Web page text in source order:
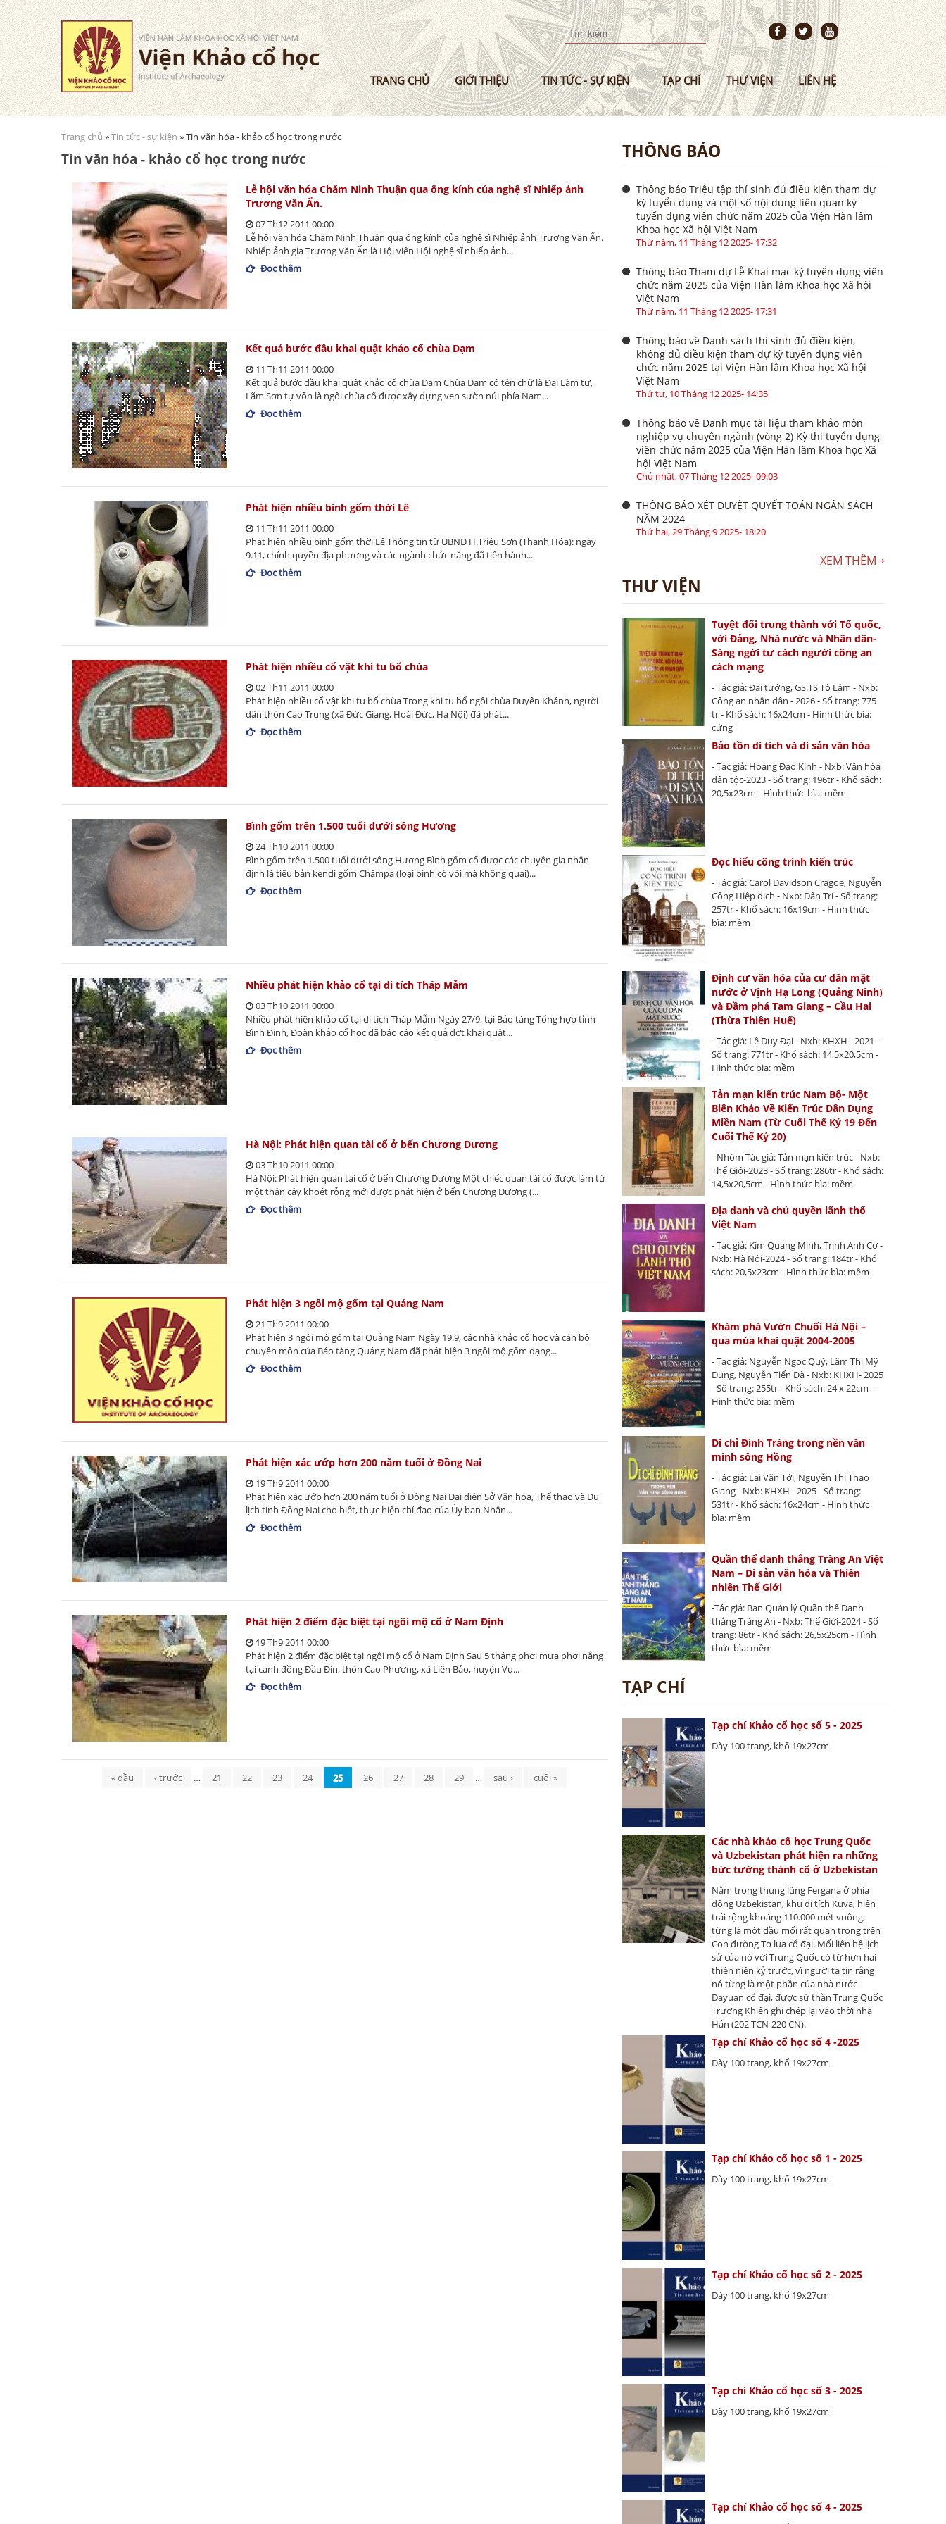
Nhảy
đến
nội
dung
TRANG CHỦ GIỚI THIỆU TIN TỨC - SỰ KIỆN TẠP CHÍ THƯ VIỆN LIÊN HỆ
Bạn đang ở đây
Trang chủ »Tin tức - sự kiện » Tin văn hóa - khảo cổ học trong nước
Tin văn hóa - khảo cổ học trong nước
Lễ hội văn hóa Chăm Ninh Thuận qua ống kính của nghệ sĩ Nhiếp ảnh
Trương Văn Ẩn.
07 Th12 2011 00:00
Lễ hội văn hóa Chăm Ninh Thuận qua ống kính của nghệ sĩ Nhiếp ảnh Trương Văn Ẩn.
Nhiếp ảnh gia Trương Văn Ẩn là Hội viên Hội nghệ sĩ nhiếp ảnh...
Đọc thêm
Kết quả bước đầu khai quật khảo cổ chùa Dạm
11 Th11 2011 00:00
Kết quả bước đầu khai quật khảo cổ chùa Dạm Chùa Dạm có tên chữ là Đại Lãm tự,
Lãm Sơn tự vốn là ngôi chùa cổ được xây dựng ven sườn núi phía Nam...
Đọc thêm
Phát hiện nhiều bình gốm thời Lê
11 Th11 2011 00:00
Phát hiện nhiều bình gốm thời Lê Thông tin từ UBND H.Triệu Sơn (Thanh Hóa): ngày
9.11, chính quyền địa phương và các ngành chức năng đã tiến hành...
Đọc thêm
Phát hiện nhiều cổ vật khi tu bổ chùa
02 Th11 2011 00:00
Phát hiện nhiều cổ vật khi tu bổ chùa Trong khi tu bổ ngôi chùa Duyên Khánh, người
dân thôn Cao Trung (xã Đức Giang, Hoài Đức, Hà Nội) đã phát...
Đọc thêm
Bình gốm trên 1.500 tuổi dưới sông Hương
24 Th10 2011 00:00
Bình gốm trên 1.500 tuổi dưới sông Hương Bình gốm cổ được các chuyên gia nhận
định là tiêu bản kendi gốm Chămpa (loại bình có vòi mà không quai)...
Đọc thêm
Nhiều phát hiện khảo cổ tại di tích Tháp Mẫm
03 Th10 2011 00:00
Nhiều phát hiện khảo cổ tại di tích Tháp Mẫm Ngày 27/9, tại Bảo tàng Tổng hợp tỉnh
Bình Định, Đoàn khảo cổ học đã báo cáo kết quả đợt khai quật...
Đọc thêm
Hà Nội: Phát hiện quan tài cổ ở bến Chương Dương
03 Th10 2011 00:00
Hà Nội: Phát hiện quan tài cổ ở bến Chương Dương Một chiếc quan tài cổ được làm từ
một thân cây khoét rỗng mới được phát hiện ở bến Chương Dương (...
Đọc thêm
Phát hiện 3 ngôi mộ gốm tại Quảng Nam
21 Th9 2011 00:00
Phát hiện 3 ngôi mộ gốm tại Quảng Nam Ngày 19.9, các nhà khảo cổ học và cán bộ
chuyên môn của Bảo tàng Quảng Nam đã phát hiện 3 ngôi mộ gốm dạng...
Đọc thêm
Phát hiện xác ướp hơn 200 năm tuổi ở Đồng Nai
19 Th9 2011 00:00
Phát hiện xác ướp hơn 200 năm tuổi ở Đồng Nai Đại diện Sở Văn hóa, Thể thao và Du
lịch tỉnh Đồng Nai cho biết, thực hiện chỉ đạo của Ủy ban Nhân...
Đọc thêm
Phát hiện 2 điểm đặc biệt tại ngôi mộ cổ ở Nam Định
19 Th9 2011 00:00
Phát hiện 2 điểm đặc biệt tại ngôi mộ cổ ở Nam Định Sau 5 tháng phơi mưa phơi nắng
tại cánh đồng Đầu Đín, thôn Cao Phương, xã Liên Bảo, huyện Vụ...
Đọc thêm
« đầu ‹ trước … 21 22 23 24 25 26 27 28 29 … sau › cuối »
THÔNG BÁO
Thông báo Triệu tập thí sinh đủ điều kiện tham dự
kỳ tuyển dụng và một số nội dung liên quan kỳ
tuyển dụng viên chức năm 2025 của Viện Hàn lâm
Khoa học Xã hội Việt Nam
Thứ năm, 11 Tháng 12 2025- 17:32
Thông báo Tham dự Lễ Khai mạc kỳ tuyển dụng viên
chức năm 2025 của Viện Hàn lâm Khoa học Xã hội
Việt Nam
Thứ năm, 11 Tháng 12 2025- 17:31
Thông báo về Danh sách thí sinh đủ điều kiện,
không đủ điều kiện tham dự kỳ tuyển dụng viên
chức năm 2025 tại Viện Hàn lâm Khoa học Xã hội
Việt Nam
Thứ tư, 10 Tháng 12 2025- 14:35
Thông báo về Danh mục tài liệu tham khảo môn
nghiệp vụ chuyên ngành (vòng 2) Kỳ thi tuyển dụng
viên chức năm 2025 của Viện Hàn lâm Khoa học Xã
hội Việt Nam
Chủ nhật, 07 Tháng 12 2025- 09:03
THÔNG BÁO XÉT DUYỆT QUYẾT TOÁN NGÂN SÁCH
NĂM 2024
Thứ hai, 29 Tháng 9 2025- 18:20
XEM THÊM
THƯ VIỆN
Tuyệt đối trung thành với Tổ quốc,
với Đảng, Nhà nước và Nhân dân-
Sáng ngời tư cách người công an
cách mạng
- Tác giả: Đại tướng, GS.TS Tô Lâm - Nxb:
Công an nhân dân - 2026 - Số trang: 775
tr - Khổ sách: 16x24cm - Hình thức bìa:
cứng
Bảo tồn di tích và di sản văn hóa
- Tác giả: Hoàng Đạo Kính - Nxb: Văn hóa
dân tộc-2023 - Số trang: 196tr - Khổ sách:
20,5x23cm - Hình thức bìa: mềm
Đọc hiểu công trình kiến trúc
- Tác giả: Carol Davidson Cragoe, Nguyễn
Công Hiệp dịch - Nxb: Dân Trí - Số trang:
257tr - Khổ sách: 16x19cm - Hình thức
bìa: mềm
Định cư văn hóa của cư dân mặt
nước ở Vịnh Hạ Long (Quảng Ninh)
và Đầm phá Tam Giang – Cầu Hai
(Thừa Thiên Huế)
- Tác giả: Lê Duy Đại - Nxb: KHXH - 2021 -
Số trang: 771tr - Khổ sách: 14,5x20,5cm -
Hình thức bìa: mềm
Tản mạn kiến trúc Nam Bộ- Một
Biên Khảo Về Kiến Trúc Dân Dụng
Miền Nam (Từ Cuối Thế Kỷ 19 Đến
Cuối Thế Kỷ 20)
- Nhóm Tác giả: Tản mạn kiến trúc - Nxb:
Thế Giới-2023 - Số trang: 286tr - Khổ sách:
14,5x20,5cm - Hình thức bìa: mềm
Địa danh và chủ quyền lãnh thổ
Việt Nam
- Tác giả: Kim Quang Minh, Trịnh Anh Cơ -
Nxb: Hà Nội-2024 - Số trang: 184tr - Khổ
sách: 20,5x23cm - Hình thức bìa: mềm
Khám phá Vườn Chuối Hà Nội –
qua mùa khai quật 2004-2005
- Tác giả: Nguyễn Ngọc Quý, Lâm Thị Mỹ
Dung, Nguyễn Tiến Đà - Nxb: KHXH- 2025
- Số trang: 255tr - Khổ sách: 24 x 22cm -
Hình thức bìa: mềm
Di chỉ Đình Tràng trong nền văn
minh sông Hồng
- Tác giả: Lại Văn Tới, Nguyễn Thị Thao
Giang - Nxb: KHXH - 2025 - Số trang:
531tr - Khổ sách: 16x24cm - Hình thức
bìa: mềm
Quần thể danh thắng Tràng An Việt
Nam – Di sản văn hóa và Thiên
nhiên Thế Giới
-Tác giả: Ban Quản lý Quần thể Danh
thắng Tràng An - Nxb: Thế Giới-2024 - Số
trang: 86tr - Khổ sách: 26,5x25cm - Hình
thức bìa: mềm
TẠP CHÍ
Tạp chí Khảo cổ học số 5 - 2025
Dày 100 trang, khổ 19x27cm
Các nhà khảo cổ học Trung Quốc
và Uzbekistan phát hiện ra những
bức tường thành cổ ở Uzbekistan
Nằm trong thung lũng Fergana ở phía
đông Uzbekistan, khu di tích Kuva, hiện
trải rộng khoảng 110.000 mét vuông,
từng là một đầu mối rất quan trọng trên
Con đường Tơ lụa cổ đại. Mối liên hệ lịch
sử của nó với Trung Quốc có từ hơn hai
thiên niên kỷ trước, vì người ta tin rằng
nó từng là một phần của nhà nước
Dayuan cổ đại, được sứ thần Trung Quốc
Trương Khiên ghi chép lại vào thời nhà
Hán (202 TCN-220 CN).
Tạp chí Khảo cổ học số 4 -2025
Dày 100 trang, khổ 19x27cm
Tạp chí Khảo cổ học số 1 - 2025
Dày 100 trang, khổ 19x27cm
Tạp chí Khảo cổ học số 2 - 2025
Dày 100 trang, khổ 19x27cm
Tạp chí Khảo cổ học số 3 - 2025
Dày 100 trang, khổ 19x27cm
Tạp chí Khảo cổ học số 4 - 2025